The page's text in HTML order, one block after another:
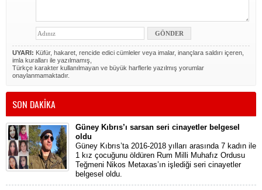
UYARI: Küfür, hakaret, rencide edici cümleler veya imalar, inançlara saldırı içeren,
imla kuralları ile yazılmamış,
Türkçe karakter kullanılmayan ve büyük harflerle yazılmış yorumlar
onaylanmamaktadır.
SON DAKİKA
Güney Kıbrıs’ı sarsan seri cinayetler belgesel
oldu
Güney Kıbrıs’ta 2016-2018 yılları arasında 7 kadın ile
1 kız çocuğunu öldüren Rum Milli Muhafız Ordusu
Teğmeni Nikos Metaxas’ın işlediği seri cinayetler
belgesel oldu.